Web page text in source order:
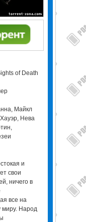
of Death
Майкл
Нева
и
свои
ничего в
все на
миру. Народ